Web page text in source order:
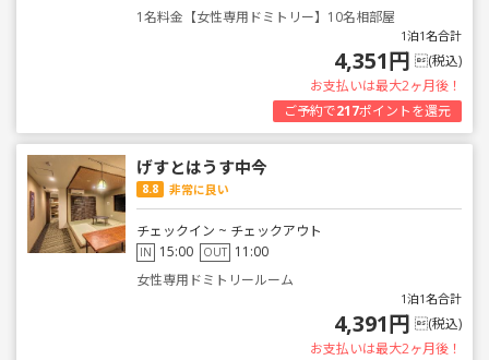
1名料金【女性専用ドミトリー】10名相部屋
1泊1名合計
4,351円 (税込)
お支払いは最大2ヶ月後！
ご予約で217ポイントを還元
げすとはうす中今
8.8 非常に良い
チェックイン ~ チェックアウト
IN 15:00 OUT 11:00
女性専用ドミトリールーム
1泊1名合計
4,391円 (税込)
お支払いは最大2ヶ月後！